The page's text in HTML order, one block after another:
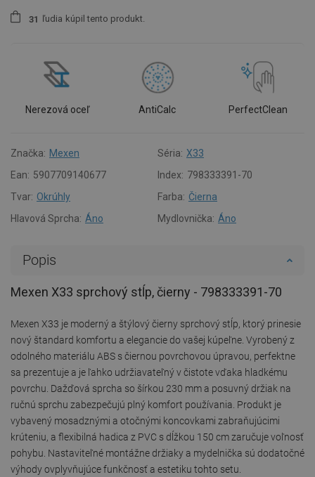
31 ľudia kúpil tento produkt.
Nerezová oceľ AntiCalc PerfectClean
Značka: Mexen Séria: X33
Ean: 5907709140677 Index: 798333391-70
Tvar: Okrúhly Farba: Čierna
Hlavová Sprcha: Áno Mydlovnička: Áno
Popis
Mexen X33 sprchový stĺp, čierny - 798333391-70
Mexen X33 je moderný a štýlový čierny sprchový stĺp, ktorý prinesie
nový štandard komfortu a elegancie do vašej kúpeľne. Vyrobený z
odolného materiálu ABS s čiernou povrchovou úpravou, perfektne
sa prezentuje a je ľahko udržiavateľný v čistote vďaka hladkému
povrchu. Dažďová sprcha so šírkou 230 mm a posuvný držiak na
ručnú sprchu zabezpečujú plný komfort používania. Produkt je
vybavený mosadznými a otočnými koncovkami zabraňujúcimi
krúteniu, a flexibilná hadica z PVC s dĺžkou 150 cm zaručuje voľnosť
pohybu. Nastaviteľné montážne držiaky a mydelnička sú dodatočné
výhody ovplyvňujúce funkčnosť a estetiku tohto setu.